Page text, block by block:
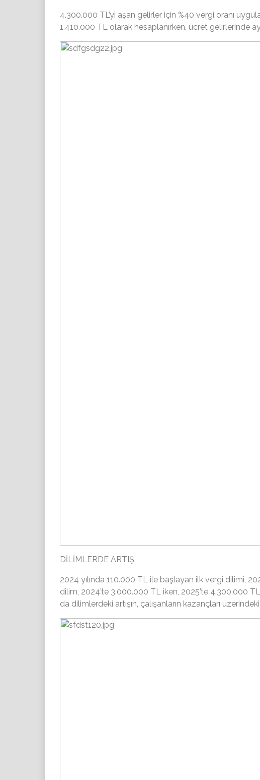
4.300.000 TL’yi aşan gelirler için %40 vergi oranı
1.410.000 TL olarak hesaplanırken, ücret gelirlerinde
DİLİMLERDE ARTIŞ
2024 yılında 110.000 TL ile başlayan ilk vergi dilimi,
dilim, 2024’te 3.000.000 TL iken, 2025’te 4.300.000
da dilimlerdeki artışın, çalışanların kazançları üzerindeki